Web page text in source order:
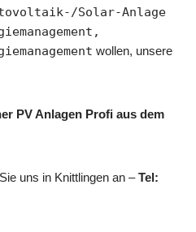
Solar-Anlage
wollen, unsere
PV Anlagen Profi aus dem
uns in Knittlingen an –Tel: